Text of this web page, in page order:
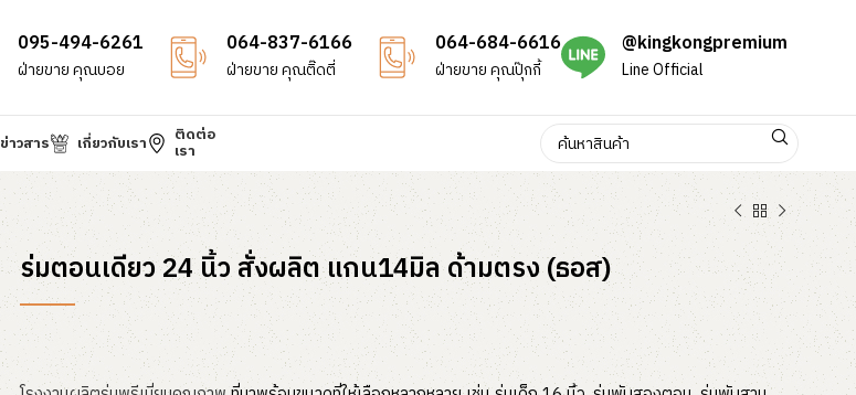
095-494-6261
ฝ่ายขาย คุณบอย
064-837-6166
ฝ่ายขาย คุณติ๊ดตี่
064-684-6616
ฝ่ายขาย คุณปุ๊กกี้
@kingkongpremium
Line Official
ข่าวสาร เกี่ยวกับเรา ติดต่อ
เรา
ร่มตอนเดียว 24 นิ้ว สั่งผลิต แกน14มิล ด้ามตรง (ธอส)